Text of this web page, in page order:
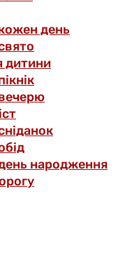
день
дитини
народження